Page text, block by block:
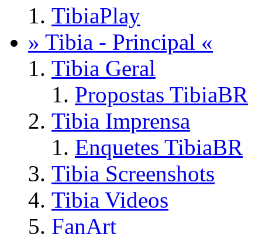
TibiaPlay
» Tibia - Principal «
Tibia Geral
Propostas TibiaBR
Tibia Imprensa
Enquetes TibiaBR
Tibia Screenshots
Tibia Videos
FanArt